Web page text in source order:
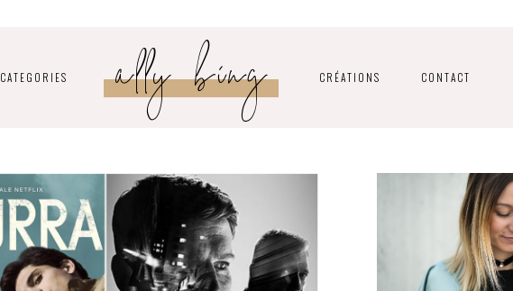
CATEGORIES ally bing CRÉATIONS CONTACT